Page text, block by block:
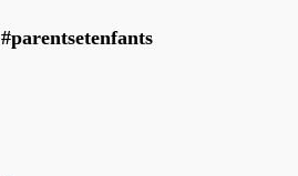
#parentsetenfants